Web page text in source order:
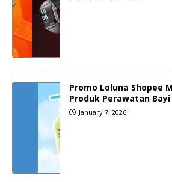
Promo Loluna Shopee
Produk Perawatan Bayi
January 7, 2026